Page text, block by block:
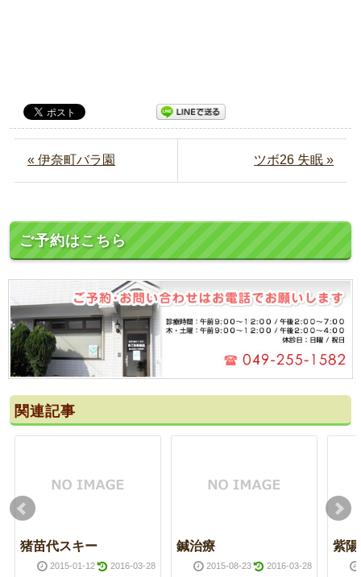
« 伊奈町バラ園 ツボ26 失眠 »
ご予約はこちら
関連記事
猪苗代スキー
2015-01-12 2016-03-28
鍼治療
2015-08-23 2016-03-28
紫陽